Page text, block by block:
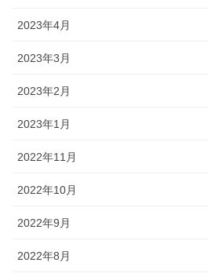
2023年4月
2023年3月
2023年2月
2023年1月
2022年11月
2022年10月
2022年9月
2022年8月